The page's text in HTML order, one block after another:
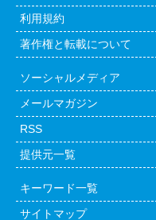
利用規約
著作権と転載について
ソーシャルメディア
メールマガジン
RSS
提供元一覧
キーワード一覧
サイトマップ